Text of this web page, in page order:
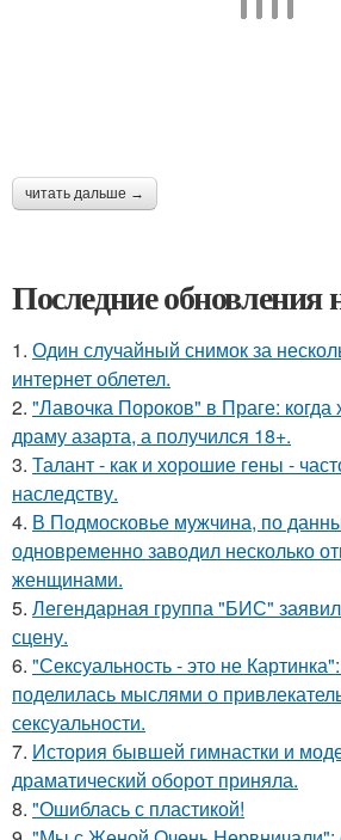
читать дальше →
Последние обновления
1. Один случайный снимок за
интернет облетел.
2. "Лавочка Пороков" в Праге: когда
драму азарта, а получился 18+.
3. Талант - как и хорошие гены -
наследству.
4. В Подмосковье мужчина, по
одновременно заводил несколько
женщинами.
5. Легендарная группа "БИС"
сцену.
6. "Сексуальность - это не
поделилась мыслями о
сексуальности.
7. История бывшей гимнастки и
драматический оборот приняла.
8. "Ошиблась с пластикой!